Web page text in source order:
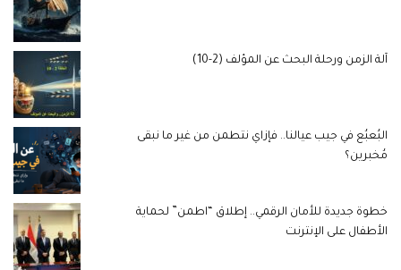
آلة الزمن ورحلة البحث عن المؤلف (2-10)
البُعبُع في جيب عيالنا.. فإزاي نتطمن من غير ما نبقى
مُخبرين؟
خطوة جديدة للأمان الرقمي.. إطلاق “اطمن” لحماية
الأطفال على الإنترنت